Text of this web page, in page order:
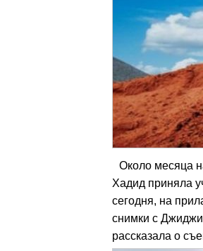
Около месяца
Хадид приняла
сегодня, на
снимки с
рассказала о